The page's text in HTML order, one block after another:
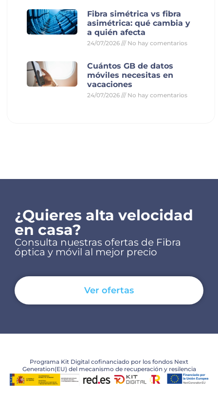
Fibra simétrica vs fibra
asimétrica: qué cambia y
a quién afecta
24/07/2026 No hay comentarios
Cuántos GB de datos
móviles necesitas en
vacaciones
24/07/2026 No hay comentarios
¿Quieres alta velocidad
en casa?
Consulta nuestras ofertas de Fibra
óptica y móvil al mejor precio
Ver ofertas
Programa Kit Digital cofinanciado por los fondos Next
Generation(EU) del mecanismo de recuperación y resilencia